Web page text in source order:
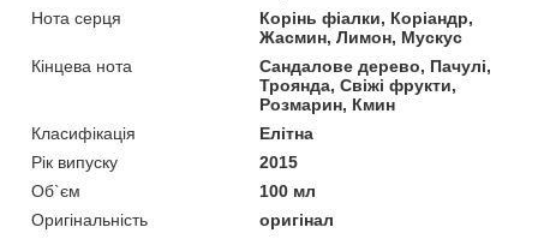
Нота серця
Корінь фіалки, Коріандр,
Жасмин, Лимон, Мускус
Кінцева нота
Сандалове дерево, Пачулі,
Троянда, Свіжі фрукти,
Розмарин, Кмин
Класифікація
Елітна
Рік випуску
2015
Об`єм
100 мл
Оригінальність
оригінал